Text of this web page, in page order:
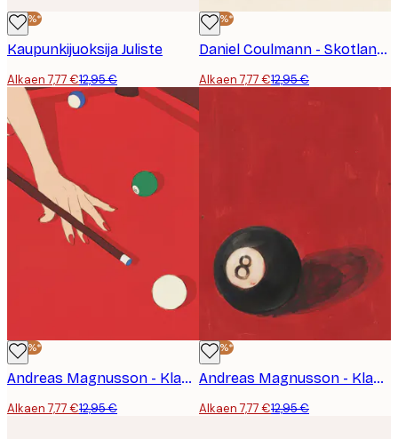
-40%*
Kaupunkijuoksija Juliste
Alkaen 7,77 €12,95 €
-40%*
Daniel Coulmann - Skotlantilainen Rugbypallo Juliste
Alkaen 7,77 €12,95 €
-40%*
Andreas Magnusson - Klassinen Biljardilyönti Juliste
Alkaen 7,77 €12,95 €
-40%*
Andreas Magnusson - Klassinen Kahdeksanpallo Juliste
Alkaen 7,77 €12,95 €